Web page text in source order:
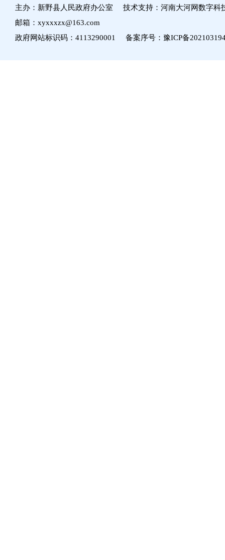
主办：新野县人民政府办公室 技术支持：河南大河网数字科
邮箱：xyxxxzx@163.com
政府网站标识码：4113290001 备案序号： 豫ICP备